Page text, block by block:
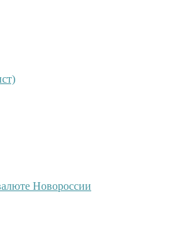
Новороссии